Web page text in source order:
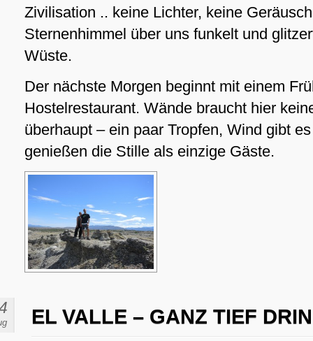
Zivilisation .. keine Lichter, keine
Sternenhimmel über uns funkelt und
Wüste.
Der nächste Morgen beginnt mit einem
Hostelrestaurant. Wände braucht hier
überhaupt – ein paar Tropfen, Wind gibt
genießen die Stille als einzige Gäste.
EL VALLE – GANZ TIEF